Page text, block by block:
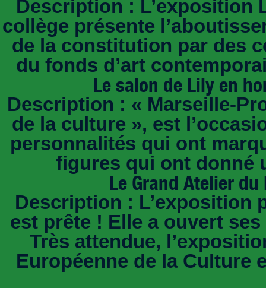
Description :
collège présente
de la constitution par des
du fonds d’art
Le salon de Lily en
Description : « Marseille-
de la culture », est
personnalités qui ont
figures qui ont donné
Le Grand Atelier
Description : L’exposition
est prête ! Elle a ouvert
Très attendue,
Européenne de la Culture